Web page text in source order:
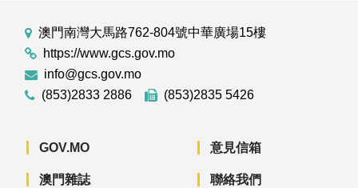
澳門南灣大馬路762-804號中華廣場15樓
https://www.gcs.gov.mo
info@gcs.gov.mo
(853)2833 2886
(853)2835 5426
GOV.MO
澳門雜誌
意見信箱
聯絡我們